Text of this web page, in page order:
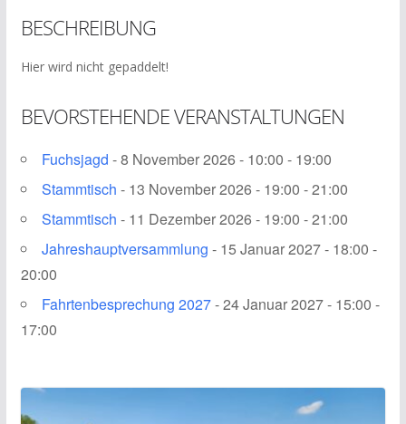
BESCHREIBUNG
Hier wird nicht gepaddelt!
BEVORSTEHENDE VERANSTALTUNGEN
Fuchsjagd - 8 November 2026 - 10:00 - 19:00
Stammtisch - 13 November 2026 - 19:00 - 21:00
Stammtisch - 11 Dezember 2026 - 19:00 - 21:00
Jahreshauptversammlung - 15 Januar 2027 - 18:00 -
20:00
Fahrtenbesprechung 2027- 24 Januar 2027 - 15:00 -
17:00